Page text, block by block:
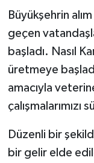
Büyükşehrin
geçen
başladı. Nasıl
üretmeye
amacıyla
çalışmalarımızı
Düzenli bir
bir gelir elde